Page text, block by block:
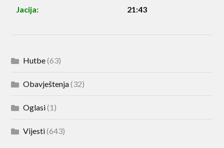
Jacija:
21:43
Hutbe(63)
Obavještenja(32)
Oglasi(1)
Vijesti(643)